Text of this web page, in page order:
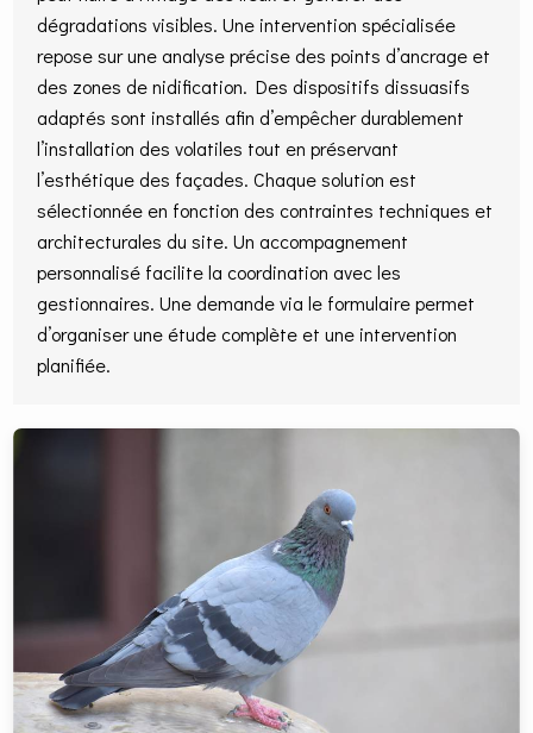
dégradations visibles. Une intervention spécialisée
repose sur une analyse précise des points d’ancrage et
des zones de nidification. Des dispositifs dissuasifs
adaptés sont installés afin d’empêcher durablement
l’installation des volatiles tout en préservant
l’esthétique des façades. Chaque solution est
sélectionnée en fonction des contraintes techniques et
architecturales du site. Un accompagnement
personnalisé facilite la coordination avec les
gestionnaires. Une demande via le formulaire permet
d’organiser une étude complète et une intervention
planifiée.